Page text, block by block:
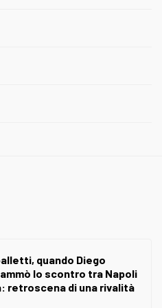
quando Diego
lo scontro tra Napoli
retroscena di una rivalità